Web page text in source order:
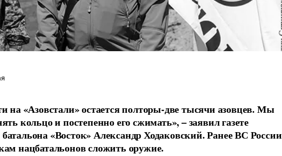
на «Азовстали» остается полторы-две тысячи азовцев. Мы
кольцо и постепенно его сжимать», – заявил газете
«Восток» Александр Ходаковский. Ранее ВС России
нацбатальонов сложить оружие.